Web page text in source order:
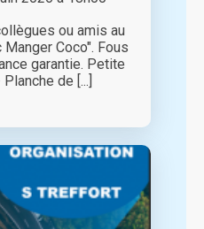
ou amis au
Coco". Fous
garantie. Petite
de [...]